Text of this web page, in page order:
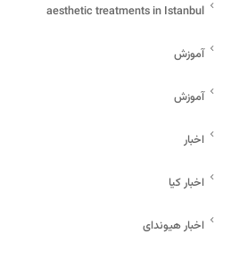
aesthetic treatments in Istanbul
آموزش
آموزش
اخبار
اخبار کیا
اخبار هیوندای